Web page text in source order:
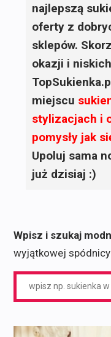
najlepszą
oferty z
sklepów.
okazji i
miejscu
stylizacjach i
pomysły jak
Upoluj sama
już dzisiaj :)
Wpisz i szukaj
wyjątkowej spódnicy